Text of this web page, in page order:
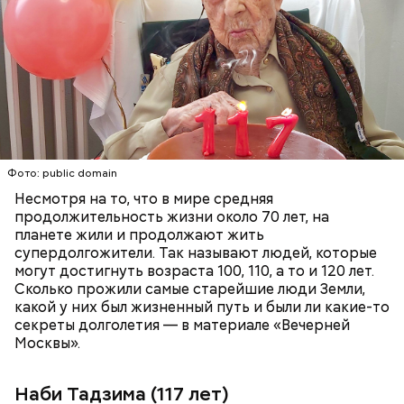
Фото: public domain
Несмотря на то, что в мире средняя
продолжительность жизни около 70 лет, на
планете жили и продолжают жить
супердолгожители. Так называют людей, которые
могут достигнуть возраста 100, 110, а то и 120 лет.
Сколько прожили самые старейшие люди Земли,
какой у них был жизненный путь и были ли какие-то
секреты долголетия — в материале «Вечерней
Москвы».
Наби Тадзима (117 лет)
Фото: public domain
работала на ферме по производству сахарного
тростника, а потом управляла магазином
коричневого сахара вместе с одним из
родственников, но в поле она продолжала
работать аж до 80 лет.
ПЕНСИОНЕРЫ
ПОЖИЛЫЕ ЛЮДИ
РЕКОРДЫ
22 ноября 1963 года мир потрясло известие об
убийстве 35-го президента США Джона Кеннеди.
Убийцей оказался 24-летний Ли Харви Освальд.
Вскоре его арестовали. 24 ноября его вели через
подвал полицейского управления в окружную
тюрьму. Перевод Освальда широко освещался в
СМИ в прямом эфире. В какой-то момент из толпы
вышел мужчина с оружием и выстрелил Освальду в
живот. Мужчину задержали, а Освальда отвезли в
Джек Руби. Он заявлял, что потерял голову после
Убийство политика Инэдзиро Асанумы
Фото: wikimedia.org